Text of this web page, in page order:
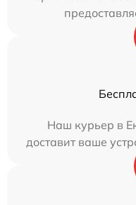
Наш курьер в
доставит ваше